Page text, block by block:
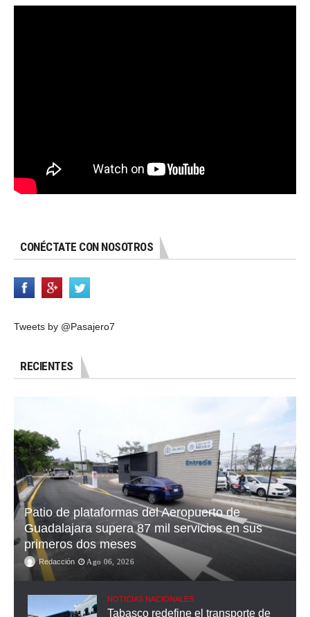
CONÉCTATE CON NOSOTROS
Tweets by @Pasajero7
RECIENTES
Patio de plataformas del Aeropuerto de
Guadalajara supera 87 mil servicios en sus
primeros dos meses
Redacción Ago 06, 2026
NOTICIAS NACIONALES
Tabasco redefine el transporte de